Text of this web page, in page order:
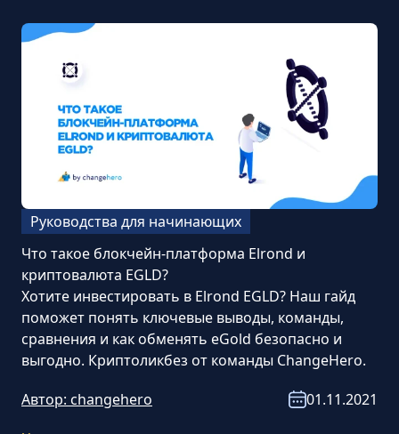
Руководства для начинающих
Что такое блокчейн-платформа Elrond и
криптовалюта EGLD?
Хотите инвестировать в Elrond EGLD? Наш гайд
поможет понять ключевые выводы, команды,
сравнения и как обменять eGold безопасно и
выгодно. Криптоликбез от команды ChangeHero.
Автор: changehero
01.11.2021